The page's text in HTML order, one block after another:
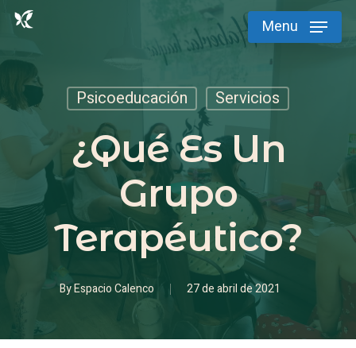
Skip
main
content
Menu
Psicoeducación Servicios
¿Qué Es Un
Grupo
Terapéutico?
ByEspacio Calenco 27 de abril de 2021